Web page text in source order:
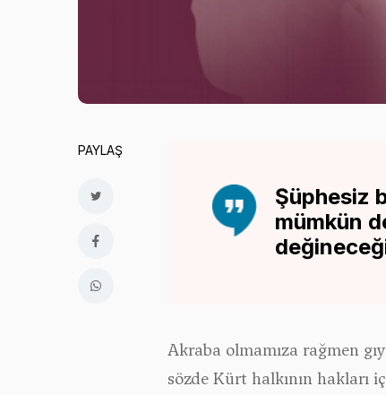
PAYLAŞ
Şüphesiz
mümkün
Akraba olmamıza rağmen
sözde Kürt halkının hakları